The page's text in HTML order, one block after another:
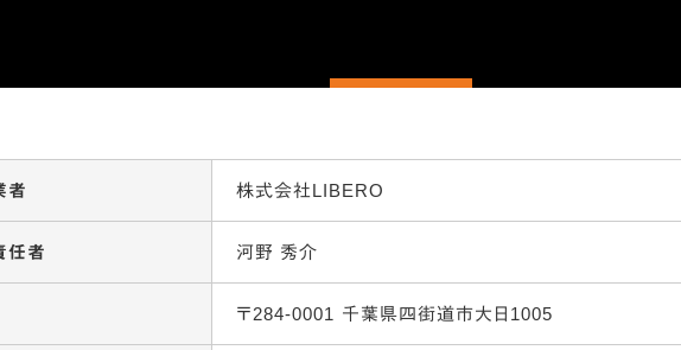
者 株式会社LIBERO
任者 河野 秀介
〒284-0001 千葉県四街道市大日1005